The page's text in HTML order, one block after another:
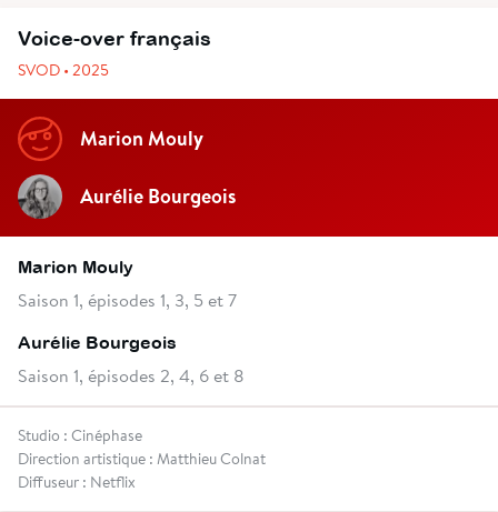
Voice-over français
SVOD • 2025
Marion Mouly
Aurélie Bourgeois
Marion Mouly
Saison 1, épisodes 1, 3, 5 et 7
Aurélie Bourgeois
Saison 1, épisodes 2, 4, 6 et 8
Studio : Cinéphase
Direction artistique : Matthieu Colnat
Diffuseur : Netflix